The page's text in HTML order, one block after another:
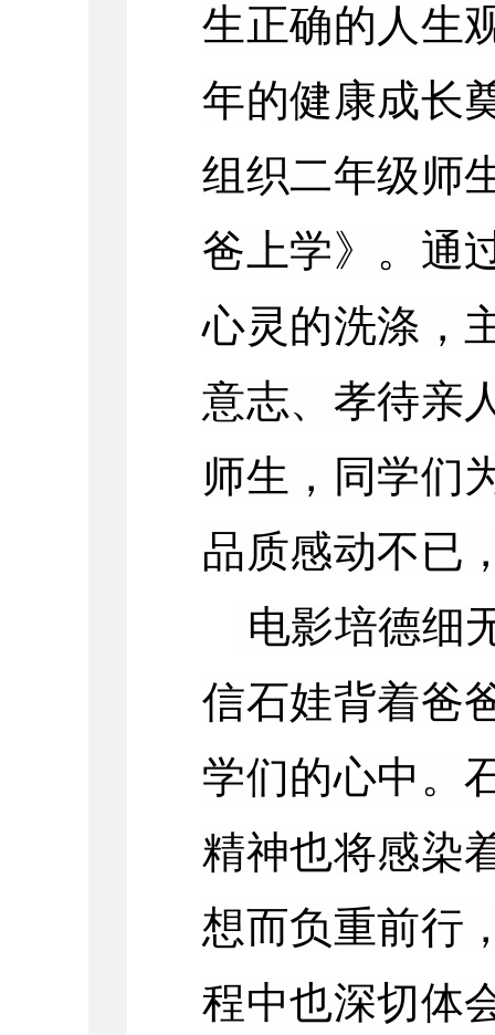
生正确的人生
年的健康成长
组织二年级师
爸上学》。通
心灵的洗涤，
意志、孝待亲
师生，同学们
品质感动不已
电影培德细
信石娃背着爸
学们的心中。
精神也将感染
想而负重前行
程中也深切体